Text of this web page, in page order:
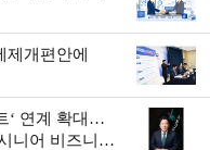
개편안에
‘ 연계 확대…
니어 비즈니스